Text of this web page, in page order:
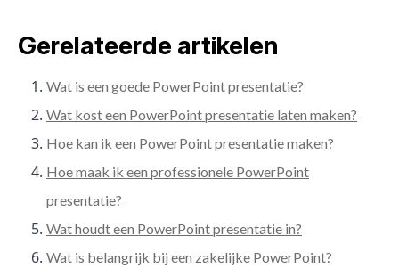
Gerelateerde artikelen
Wat is een goede PowerPoint presentatie?
Wat kost een PowerPoint presentatie laten maken?
Hoe kan ik een PowerPoint presentatie maken?
Hoe maak ik een professionele PowerPoint
presentatie?
Wat houdt een PowerPoint presentatie in?
Wat is belangrijk bij een zakelijke PowerPoint?